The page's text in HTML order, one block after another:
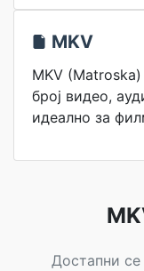
MKV
MKV
број видео,
идеално за
Достапни се